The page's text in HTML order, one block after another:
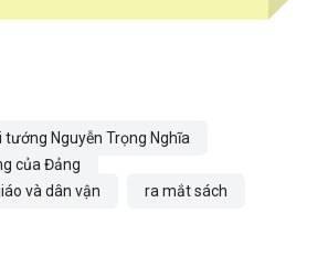
Nguyễn Trọng Nghĩa
của Đảng
và dân vận
ra mắt sách